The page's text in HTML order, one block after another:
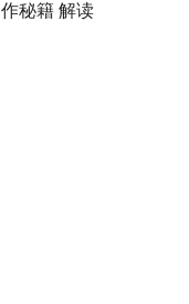
秘籍 解读